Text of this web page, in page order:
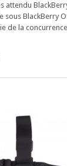
attendu
sous BlackBerry
de la